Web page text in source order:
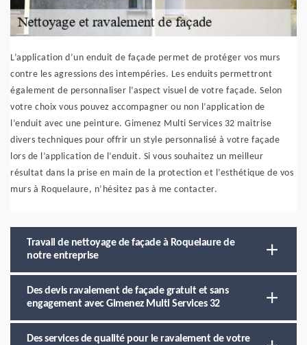
L’application d’un enduit de façade permet de protéger vos murs
contre les agressions des intempéries. Les enduits permettront
également de personnaliser l’aspect visuel de votre façade. Selon
votre choix vous pouvez accompagner ou non l’application de
l’enduit avec une peinture. Gimenez Multi Services 32 maitrise
divers techniques pour offrir un style personnalisé à votre façade
lors de l’application de l’enduit. Si vous souhaitez un meilleur
résultat dans la prise en main de la protection et l’esthétique de vos
murs à Roquelaure, n’hésitez pas à me contacter.
Travail de nettoyage de façade à Roquelaure de
notre entreprise
Des devis ravalement de façade gratuit et sans
engagement avec Gimenez Multi Services 32
Des services de qualité pour le ravalement de votre